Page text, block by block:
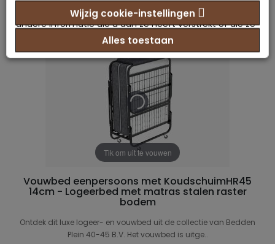
Tik om uit te vouwen
Vouwbed eenpersoons met KoudschuimHR45
14cm - Logeerbed met matras stalen raster
bodem
Ontdek dit luxe logeer- en vouwbed uit de collectie van Bedden
Plein 40-45 B.V. Het vouwbed is uitge..
partners kunnen deze gegevens combineren met
andere informatie die u aan ze heeft verstrekt of die ze
hebben verzameld op basis van uw gebruik van hun
services.
Wijzig cookie-instellingen
Alles toestaan